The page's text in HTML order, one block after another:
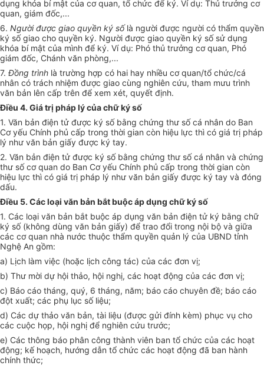
dụng khóa bí mật của cơ quan, tổ chức để ký. Ví dụ: Thủ trưởng cơ
quan, giám đốc,...
6. Người được giao quyền ký sốlà người được người có thẩm quyền
ký số giao cho quyền ký. Người được giao quyền ký số sử dụng
khóa bí mật của mình để ký. Ví dụ: Phó thủ trưởng cơ quan, Phó
giám đốc, Chánh văn phòng,...
7. Đồng trình là trường hợp có hai hay nhiều cơ quan/tổ chức/cá
nhân có trách nhiệm được giao cùng nghiên cứu, tham mưu trình
văn bản lên cấp trên để xem xét, quyết định.
Điều 4. Giá trị pháp lý của chữ ký số
1. Văn bản điện tử được ký số bằng chứng thư số cá nhân do Ban
Cơ yếu Chính phủ cấp trong thời gian còn hiệu lực thì có giá trị pháp
lý như văn bản giấy được ký tay.
2. Văn bản điện tử được ký số bằng chứng thư số cá nhân và chứng
thư số cơ quan do Ban Cơ yếu Chính phủ cấp trong thời gian còn
hiệu lực thì có giá trị pháp lý như văn bản giấy được ký tay và đóng
dấu.
Điều 5. Các loại văn bản bắt buộc áp dụng chữ ký số
1. Các loại văn bản bắt buộc áp dụng văn bản điện tử ký bằng chữ
ký số (không dùng văn bản giấy) để trao đổi trong nội bộ và giữa
các cơ quan nhà nước thuộc thẩm quyền quản lý của UBND tỉnh
Nghệ An gồm:
a) Lịch làm việc (hoặc lịch công tác) của các đơn vị;
b) Thư mời dự hội thảo, hội nghị, các hoạt động của các đơn vị;
c) Báo cáo tháng, quý, 6 tháng, năm; báo cáo chuyên đề; báo cáo
đột xuất; các phụ lục số liệu;
d) Các dự thảo văn bản, tài liệu (được gửi đính kèm) phục vụ cho
các cuộc họp, hội nghị để nghiên cứu trước;
e) Các thông báo phân công thành viên ban tổ chức của các hoạt
động; kế hoạch, hướng dẫn tổ chức các hoạt động đã ban hành
chính thức;